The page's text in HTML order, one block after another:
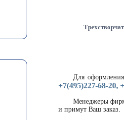
Для
+7(495)227-68-20,
Менеджеры
и примут Ваш заказ.